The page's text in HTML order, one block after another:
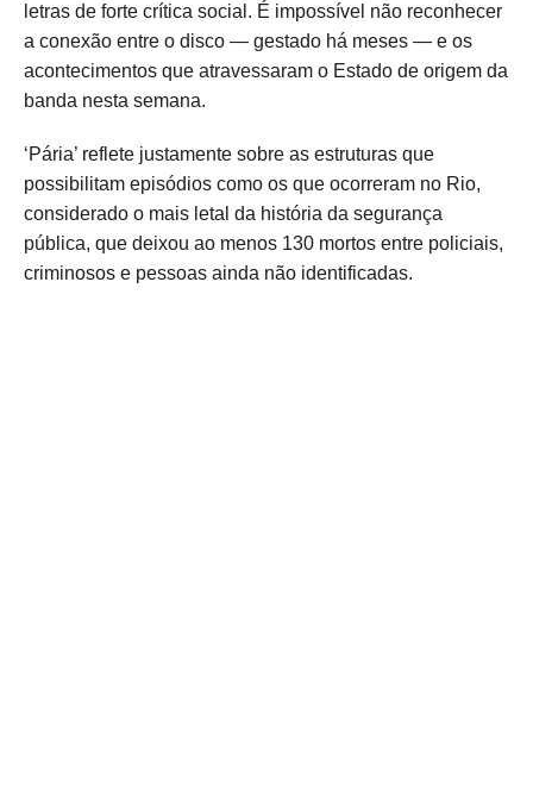
letras de forte crítica social. É impossível não reconhecer
a conexão entre o disco — gestado há meses — e os
acontecimentos que atravessaram o Estado de origem da
banda nesta semana.
‘Pária’ reflete justamente sobre as estruturas que
possibilitam episódios como os que ocorreram no Rio,
considerado o mais letal da história da segurança
pública, que deixou ao menos 130 mortos entre policiais,
criminosos e pessoas ainda não identificadas.